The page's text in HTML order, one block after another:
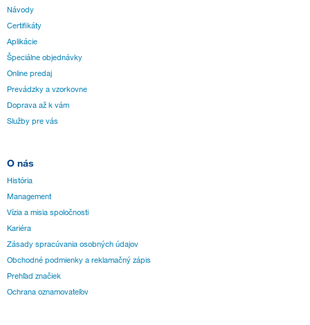
Návody
Certifikáty
Aplikácie
Špeciálne objednávky
Online predaj
Prevádzky a vzorkovne
Doprava až k vám
Služby pre vás
O nás
História
Management
Vízia a misia spoločnosti
Kariéra
Zásady spracúvania osobných údajov
Obchodné podmienky a reklamačný zápis
Prehľad značiek
Ochrana oznamovateľov